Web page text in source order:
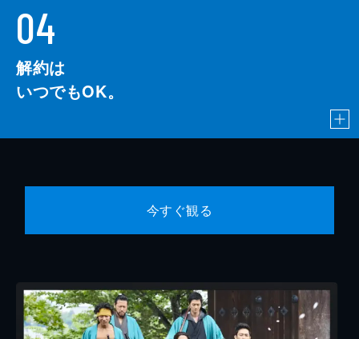
04
解約は
いつでもOK。
今すぐ観る